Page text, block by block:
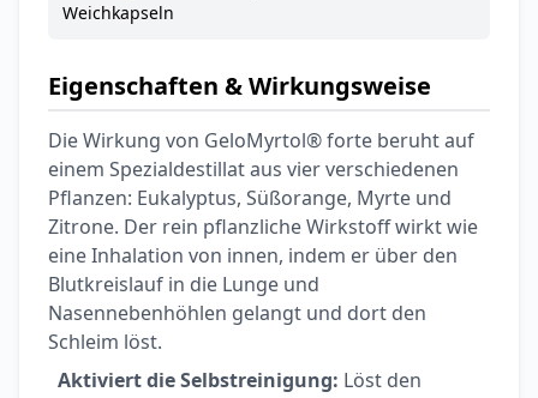
Weichkapseln
Eigenschaften & Wirkungsweise
Die Wirkung von GeloMyrtol® forte beruht auf
einem Spezialdestillat aus vier verschiedenen
Pflanzen: Eukalyptus, Süßorange, Myrte und
Zitrone. Der rein pflanzliche Wirkstoff wirkt wie
eine Inhalation von innen, indem er über den
Blutkreislauf in die Lunge und
Nasennebenhöhlen gelangt und dort den
Schleim löst.
Aktiviert die Selbstreinigung: Löst den